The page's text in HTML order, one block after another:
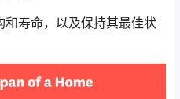
寿命，以及保持其最佳状